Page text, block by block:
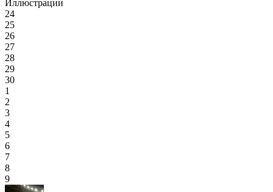
Иллюстрации
24
25
26
27
28
29
30
1
2
3
4
5
6
7
8
9